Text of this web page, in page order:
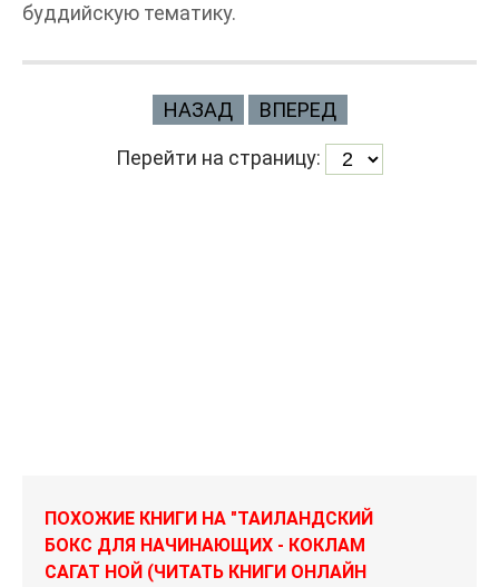
буддийскую тематику.
НАЗАД ВПЕРЕД
Перейти на страницу:
ПОХОЖИЕ КНИГИ НА "ТАИЛАНДСКИЙ
БОКС ДЛЯ НАЧИНАЮЩИХ - КОКЛАМ
САГАТ НОЙ (ЧИТАТЬ КНИГИ ОНЛАЙН